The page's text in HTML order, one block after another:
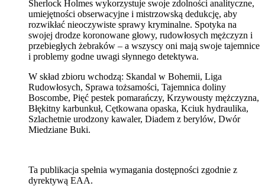
Sherlock Holmes wykorzystuje swoje zdolności analityczne,
umiejętności obserwacyjne i mistrzowską dedukcję, aby
rozwikłać nieoczywiste sprawy kryminalne. Spotyka na
swojej drodze koronowane głowy, rudowłosych mężczyzn i
przebiegłych żebraków – a wszyscy oni mają swoje tajemnice
i problemy godne uwagi słynnego detektywa.
W skład zbioru wchodzą: Skandal w Bohemii, Liga
Rudowłosych, Sprawa tożsamości, Tajemnica doliny
Boscombe, Pięć pestek pomarańczy, Krzywousty mężczyzna,
Błękitny karbunkuł, Cętkowana opaska, Kciuk hydraulika,
Szlachetnie urodzony kawaler, Diadem z berylów, Dwór
Miedziane Buki.
Ta publikacja spełnia wymagania dostępności zgodnie z
dyrektywą EAA.